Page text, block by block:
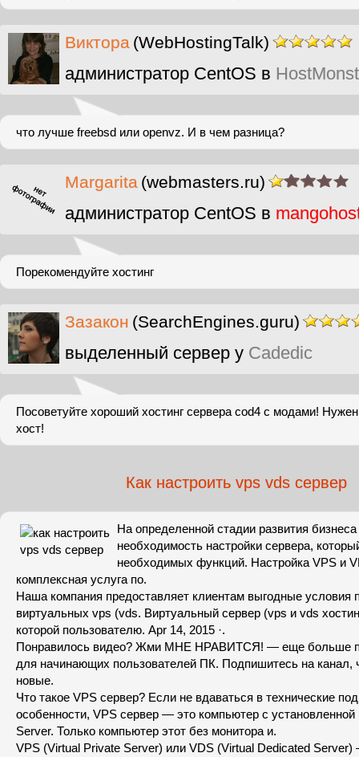
Виктора (WebHostingTalk)
администратор CentOS в
что лучше freebsd или openvz. И в чем разница?
Margarita (webmasters.ru)
администратор CentOS в
Порекомендуйте хостинг
Зазакон (SearchEngines.guru)
выделенный сервер у Cadedic
Посоветуйте хороший хостинг сервера cod4 с модами!
хост!
Как настроить vps vds сервер
На определенной стадии развития бизнеса
необходимость настройки сервера,
необходимых функций. Настройка VPS и
комплексная услуга по.
Наша компания предоставляет клиентам выгодные условия
виртуальных vps (vds. Виртуальный сервер (vps и vds
которой пользователю. Apr 14, 2015 ·.
Понравилось видео? Жми МНЕ НРАВИТСЯ! — еще больше
для начинающих пользователей ПК. Подпишитесь на канал,
новые.
Что такое VPS сервер? Если не вдаваться в технические
особенности, VPS сервер — это компьютер с
Server. Только компьютер этот без монитора и.
VPS (Virtual Private Server) или VDS (Virtual Dedicated Server)